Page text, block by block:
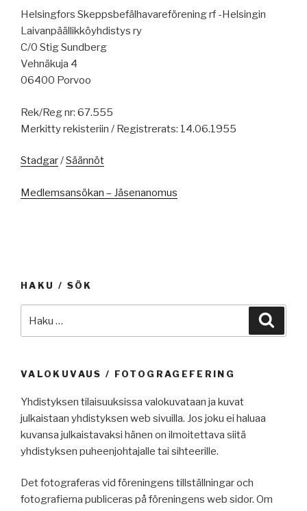
Helsingfors Skeppsbefälhavareförening rf -Helsingin
Laivanpäällikköyhdistys ry
C/0 Stig Sundberg
Vehnäkuja 4
06400 Porvoo
Rek/Reg nr: 67.555
Merkitty rekisteriin / Registrerats: 14.06.1955
Stadgar/Säännöt
Medlemsansökan – Jäsenanomus
HAKU / SÖK
VALOKUVAUS / FOTOGRAGEFERING
Yhdistyksen tilaisuuksissa valokuvataan ja kuvat
julkaistaan yhdistyksen web sivuilla. Jos joku ei haluaa
kuvansa julkaistavaksi hänen on ilmoitettava siitä
yhdistyksen puheenjohtajalle tai sihteerille.
Det fotograferas vid föreningens tillställningar och
fotografierna publiceras på föreningens web sidor. Om